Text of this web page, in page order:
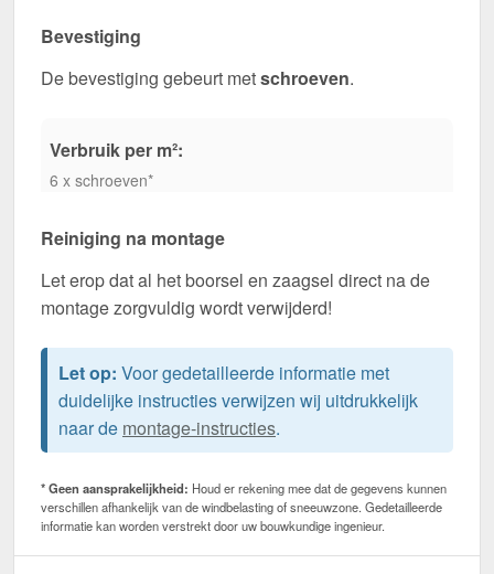
Bevestiging
De bevestiging gebeurt metschroeven.
Verbruik per m²:
6 x schroeven*
Reiniging na montage
Let erop dat al het boorsel en zaagsel direct na de
montage zorgvuldig wordt verwijderd!
Let op: Voor gedetailleerde informatie met
duidelijke instructies verwijzen wij uitdrukkelijk
naar de montage-instructies.
* Geen aansprakelijkheid: Houd er rekening mee dat de gegevens kunnen
verschillen afhankelijk van de windbelasting of sneeuwzone. Gedetailleerde
informatie kan worden verstrekt door uw bouwkundige ingenieur.